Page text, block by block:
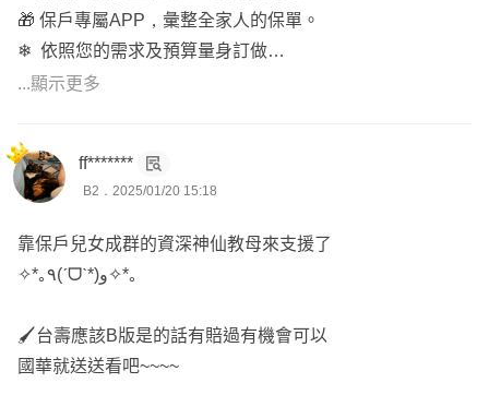
🎁 保戶專屬APP，彙整全家人的保單。
❄ 依照您的需求及預算量身訂做
❄ 線上諮詢請您【點擊大頭貼】
...顯示更多
ff*******
B2．2025/01/20 15:18
靠保戶兒女成群的資深神仙教母來支援了
✧*｡٩(ˊᗜˋ*)و✧*｡
🖌️台壽應該B版是的話有賠過有機會可以
國華就送送看吧~~~~